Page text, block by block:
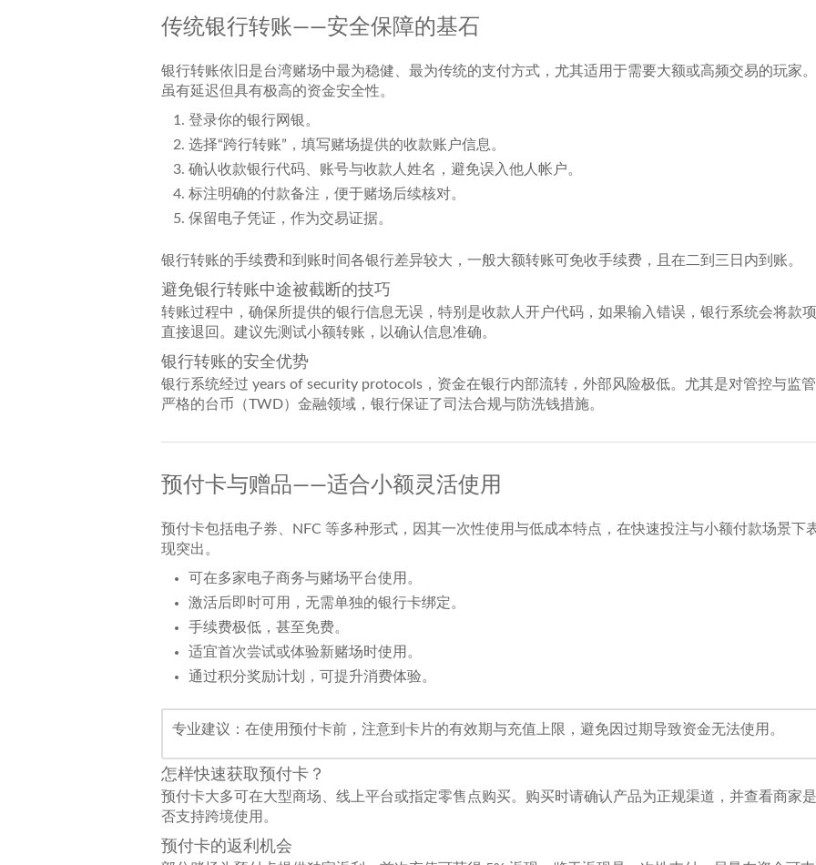
传统银行转账——安全保障的基石
银行转账依旧是台湾赌场中最为稳健、最为传统的支付方式，尤其适用于需要大额或高频交易的玩家。
虽有延迟但具有极高的资金安全性。
登录你的银行网银。
选择“跨行转账”，填写赌场提供的收款账户信息。
确认收款银行代码、账号与收款人姓名，避免误入他人帐户。
标注明确的付款备注，便于赌场后续核对。
保留电子凭证，作为交易证据。
银行转账的手续费和到账时间各银行差异较大，一般大额转账可免收手续费，且在二到三日内到账。
避免银行转账中途被截断的技巧
转账过程中，确保所提供的银行信息无误，特别是收款人开户代码，如果输入错误，银行系统会将款项
直接退回。建议先测试小额转账，以确认信息准确。
银行转账的安全优势
银行系统经过 years of security protocols，资金在银行内部流转，外部风险极低。尤其是对管控与监
严格的台币（TWD）金融领域，银行保证了司法合规与防洗钱措施。
预付卡与赠品——适合小额灵活使用
预付卡包括电子券、NFC 等多种形式，因其一次性使用与低成本特点，在快速投注与小额付款场景下
现突出。
可在多家电子商务与赌场平台使用。
激活后即时可用，无需单独的银行卡绑定。
手续费极低，甚至免费。
适宜首次尝试或体验新赌场时使用。
通过积分奖励计划，可提升消费体验。
专业建议：在使用预付卡前，注意到卡片的有效期与充值上限，避免因过期导致资金无法使用。
怎样快速获取预付卡？
预付卡大多可在大型商场、线上平台或指定零售点购买。购买时请确认产品为正规渠道，并查看商家是
否支持跨境使用。
预付卡的返利机会